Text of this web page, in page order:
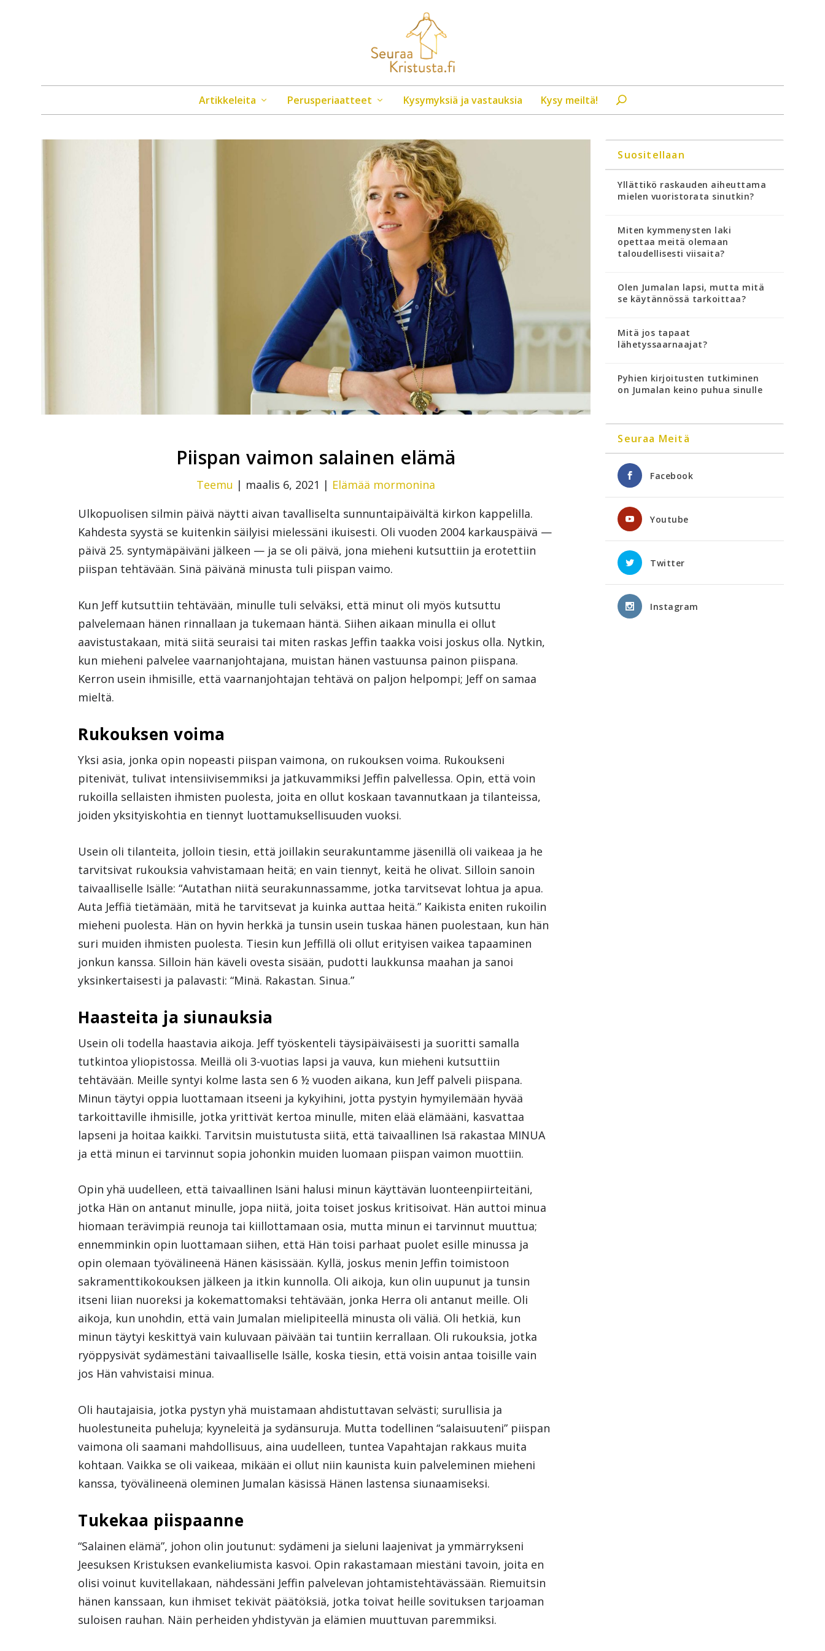
Artikkeleita Perusperiaatteet Kysymyksiä ja vastauksia Kysy meiltä!
Piispan vaimon salainen elämä
Teemu | maalis 6, 2021 | Elämää mormonina
Ulkopuolisen silmin päivä näytti aivan tavalliselta sunnuntaipäivältä kirkon kappelilla.
Kahdesta syystä se kuitenkin säilyisi mielessäni ikuisesti. Oli vuoden 2004 karkauspäivä —
päivä 25. syntymäpäiväni jälkeen — ja se oli päivä, jona mieheni kutsuttiin ja erotettiin
piispan tehtävään. Sinä päivänä minusta tuli piispan vaimo.
Kun Jeff kutsuttiin tehtävään, minulle tuli selväksi, että minut oli myös kutsuttu
palvelemaan hänen rinnallaan ja tukemaan häntä. Siihen aikaan minulla ei ollut
aavistustakaan, mitä siitä seuraisi tai miten raskas Jeffin taakka voisi joskus olla. Nytkin,
kun mieheni palvelee vaarnanjohtajana, muistan hänen vastuunsa painon piispana.
Kerron usein ihmisille, että vaarnanjohtajan tehtävä on paljon helpompi; Jeff on samaa
mieltä.
Rukouksen voima
Yksi asia, jonka opin nopeasti piispan vaimona, on rukouksen voima. Rukoukseni
pitenivät, tulivat intensiivisemmiksi ja jatkuvammiksi Jeffin palvellessa. Opin, että voin
rukoilla sellaisten ihmisten puolesta, joita en ollut koskaan tavannutkaan ja tilanteissa,
joiden yksityiskohtia en tiennyt luottamuksellisuuden vuoksi.
Usein oli tilanteita, jolloin tiesin, että joillakin seurakuntamme jäsenillä oli vaikeaa ja he
tarvitsivat rukouksia vahvistamaan heitä; en vain tiennyt, keitä he olivat. Silloin sanoin
taivaalliselle Isälle: “Autathan niitä seurakunnassamme, jotka tarvitsevat lohtua ja apua.
Auta Jeffiä tietämään, mitä he tarvitsevat ja kuinka auttaa heitä.” Kaikista eniten rukoilin
mieheni puolesta. Hän on hyvin herkkä ja tunsin usein tuskaa hänen puolestaan, kun hän
suri muiden ihmisten puolesta. Tiesin kun Jeffillä oli ollut erityisen vaikea tapaaminen
jonkun kanssa. Silloin hän käveli ovesta sisään, pudotti laukkunsa maahan ja sanoi
yksinkertaisesti ja palavasti: “Minä. Rakastan. Sinua.”
Haasteita ja siunauksia
Usein oli todella haastavia aikoja. Jeff työskenteli täysipäiväisesti ja suoritti samalla
tutkintoa yliopistossa. Meillä oli 3-vuotias lapsi ja vauva, kun mieheni kutsuttiin
tehtävään. Meille syntyi kolme lasta sen 6 ½ vuoden aikana, kun Jeff palveli piispana.
Minun täytyi oppia luottamaan itseeni ja kykyihini, jotta pystyin hymyilemään hyvää
tarkoittaville ihmisille, jotka yrittivät kertoa minulle, miten elää elämääni, kasvattaa
lapseni ja hoitaa kaikki. Tarvitsin muistutusta siitä, että taivaallinen Isä rakastaa MINUA
ja että minun ei tarvinnut sopia johonkin muiden luomaan piispan vaimon muottiin.
Opin yhä uudelleen, että taivaallinen Isäni halusi minun käyttävän luonteenpiirteitäni,
jotka Hän on antanut minulle, jopa niitä, joita toiset joskus kritisoivat. Hän auttoi minua
hiomaan terävimpiä reunoja tai kiillottamaan osia, mutta minun ei tarvinnut muuttua;
ennemminkin opin luottamaan siihen, että Hän toisi parhaat puolet esille minussa ja
opin olemaan työvälineenä Hänen käsissään. Kyllä, joskus menin Jeffin toimistoon
sakramenttikokouksen jälkeen ja itkin kunnolla. Oli aikoja, kun olin uupunut ja tunsin
itseni liian nuoreksi ja kokemattomaksi tehtävään, jonka Herra oli antanut meille. Oli
aikoja, kun unohdin, että vain Jumalan mielipiteellä minusta oli väliä. Oli hetkiä, kun
minun täytyi keskittyä vain kuluvaan päivään tai tuntiin kerrallaan. Oli rukouksia, jotka
ryöppysivät sydämestäni taivaalliselle Isälle, koska tiesin, että voisin antaa toisille vain
jos Hän vahvistaisi minua.
Oli hautajaisia, jotka pystyn yhä muistamaan ahdistuttavan selvästi; surullisia ja
huolestuneita puheluja; kyyneleitä ja sydänsuruja. Mutta todellinen “salaisuuteni” piispan
vaimona oli saamani mahdollisuus, aina uudelleen, tuntea Vapahtajan rakkaus muita
kohtaan. Vaikka se oli vaikeaa, mikään ei ollut niin kaunista kuin palveleminen mieheni
kanssa, työvälineenä oleminen Jumalan käsissä Hänen lastensa siunaamiseksi.
Tukekaa piispaanne
“Salainen elämä”, johon olin joutunut: sydämeni ja sieluni laajenivat ja ymmärrykseni
Jeesuksen Kristuksen evankeliumista kasvoi. Opin rakastamaan miestäni tavoin, joita en
olisi voinut kuvitellakaan, nähdessäni Jeffin palvelevan johtamistehtävässään. Riemuitsin
hänen kanssaan, kun ihmiset tekivät päätöksiä, jotka toivat heille sovituksen tarjoaman
suloisen rauhan. Näin perheiden yhdistyvän ja elämien muuttuvan paremmiksi.
Suositellaan
Yllättikö raskauden aiheuttama
mielen vuoristorata sinutkin?
Miten kymmenysten laki
opettaa meitä olemaan
taloudellisesti viisaita?
Olen Jumalan lapsi, mutta mitä
se käytännössä tarkoittaa?
Mitä jos tapaat
lähetyssaarnaajat?
Pyhien kirjoitusten tutkiminen
on Jumalan keino puhua sinulle
Seuraa Meitä
Facebook
Youtube
Twitter
Instagram